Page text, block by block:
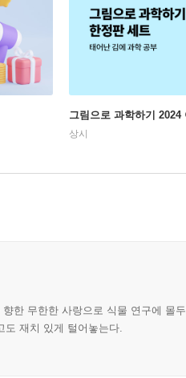
그림으로 과학하기 2024
상시
한 무한한 사랑으로 식물 연구에 몰
도 재치 있게 털어놓는다.